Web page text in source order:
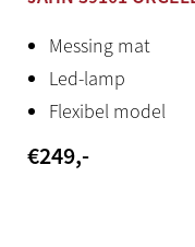
Geschikt voor
Ja
Hoofdtelefoon
Messing mat
Led-lamp
Flexibel model
€249,-